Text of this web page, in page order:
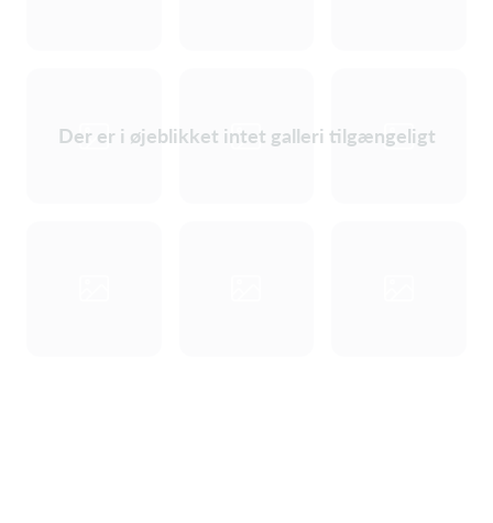
Der er i øjeblikket intet galleri tilgængeligt